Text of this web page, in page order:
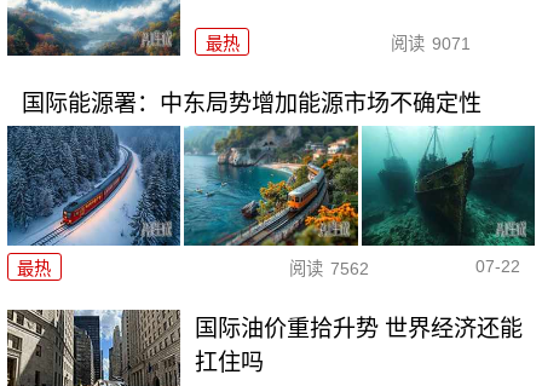
最热 阅读 9071
国际能源署：中东局势增加能源市场不确定性
最热 阅读 7562 07-22
国际油价重拾升势 世界经济还能
扛住吗